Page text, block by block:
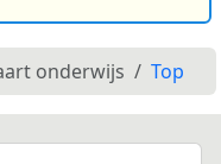
onderwijs Top